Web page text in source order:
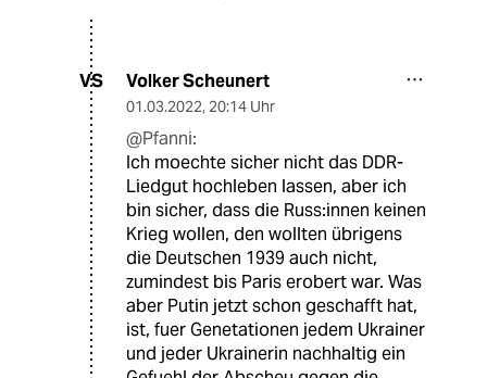
VS Volker Scheunert
01.03.2022, 20:14 Uhr
@Pfanni:
Ich moechte sicher nicht das DDR-
Liedgut hochleben lassen, aber ich
bin sicher, dass die Russ:innen keinen
Krieg wollen, den wollten übrigens
die Deutschen 1939 auch nicht,
zumindest bis Paris erobert war. Was
aber Putin jetzt schon geschafft hat,
ist, fuer Genetationen jedem Ukrainer
und jeder Ukrainerin nachhaltig ein